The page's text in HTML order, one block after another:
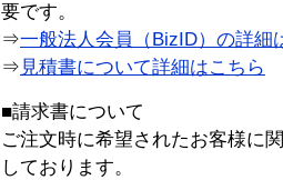
要です。
⇒一般法人会員（BizID）の詳細
⇒ 見積書について詳細はこちら
■請求書について
ご注文時に希望されたお客様に
しております。